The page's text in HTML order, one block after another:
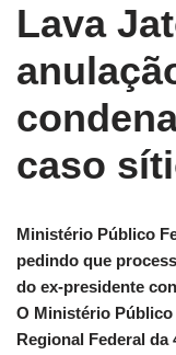
Lava
caso
Ministério Público
pedindo que
do ex-presidente
O Ministério Público
Regional Federal da